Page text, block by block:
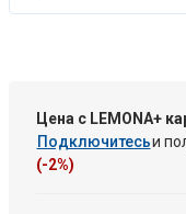
Цена с LEMONA+
Подключитесьи
(-2%)